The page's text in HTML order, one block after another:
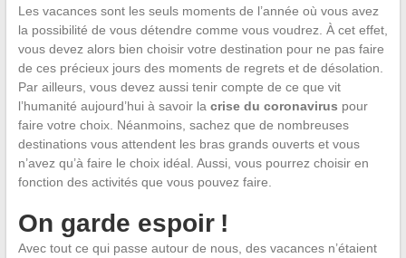
Les vacances sont les seuls moments de l’année où vous avez
la possibilité de vous détendre comme vous voudrez. À cet effet,
vous devez alors bien choisir votre destination pour ne pas faire
de ces précieux jours des moments de regrets et de désolation.
Par ailleurs, vous devez aussi tenir compte de ce que vit
l’humanité aujourd’hui à savoir la crise du coronavirus pour
faire votre choix. Néanmoins, sachez que de nombreuses
destinations vous attendent les bras grands ouverts et vous
n’avez qu’à faire le choix idéal. Aussi, vous pourrez choisir en
fonction des activités que vous pouvez faire.
On garde espoir !
Avec tout ce qui passe autour de nous, des vacances n’étaient